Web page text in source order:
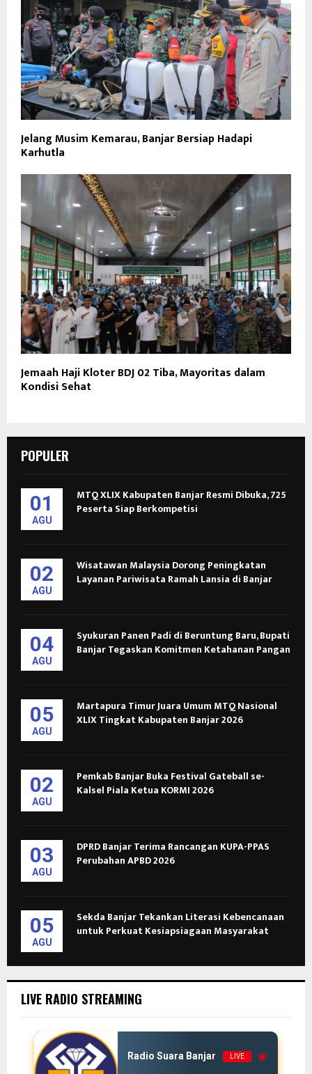
Jelang Musim Kemarau, Banjar Bersiap Hadapi
Karhutla
Jemaah Haji Kloter BDJ 02 Tiba, Mayoritas dalam
Kondisi Sehat
POPULER
01
AGU
MTQ XLIX Kabupaten Banjar Resmi Dibuka, 725
Peserta Siap Berkompetisi
02
AGU
Wisatawan Malaysia Dorong Peningkatan
Layanan Pariwisata Ramah Lansia di Banjar
04
AGU
Syukuran Panen Padi di Beruntung Baru, Bupati
Banjar Tegaskan Komitmen Ketahanan Pangan
05
AGU
Martapura Timur Juara Umum MTQ Nasional
XLIX Tingkat Kabupaten Banjar 2026
02
AGU
Pemkab Banjar Buka Festival Gateball se-
Kalsel Piala Ketua KORMI 2026
03
AGU
DPRD Banjar Terima Rancangan KUPA-PPAS
Perubahan APBD 2026
05
AGU
Sekda Banjar Tekankan Literasi Kebencanaan
untuk Perkuat Kesiapsiagaan Masyarakat
LIVE RADIO STREAMING
Radio Suara Banjar LIVE